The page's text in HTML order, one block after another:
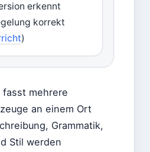
erkennt
korrekt
)
mehrere
an einem Ort
Grammatik,
Stil werden